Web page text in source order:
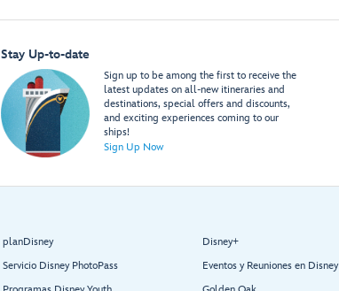
Stay Up-to-date
Sign up to be among the first to receive the
latest updates on all-new itineraries and
destinations, special offers and discounts,
and exciting experiences coming to our
ships!
Sign Up Now
planDisney
Servicio Disney PhotoPass
Disney+
Eventos y Reuniones en Disney